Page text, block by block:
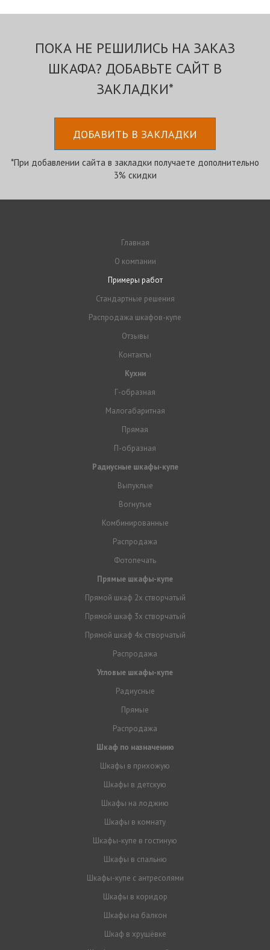
ПОКА НЕ РЕШИЛИСЬ НА ЗАКАЗ
ШКАФА? ДОБАВЬТЕ САЙТ В
ЗАКЛАДКИ*
ДОБАВИТЬ В ЗАКЛАДКИ
*При добавлении сайта в закладки получаете дополнительно
3% скидки
Главная
О компании
Примеры работ
Стандартные решения
Распродажа шкафов-купе
Отзывы
Контакты
Кухни
Г-образная
Малогабаритная
Прямая
П-образная
Радиусные шкафы-купе
Выпуклые
Вогнутые
Комбинированные
Распродажа
Фотопечать
Прямые шкафы-купе
Прямой шкаф 2х створчатый
Прямой шкаф 3х створчатый
Прямой шкаф 4х створчатый
Распродажа
Угловые шкафы-купе
Радиусные
Прямые
Распродажа
Шкаф по назначению
Шкафы в прихожую
Шкафы в детскую
Шкафы на лоджию
Шкафы в комнату
Шкафы-купе в гостиную
Шкафы в спальню
Шкафы-купе с антресолями
Шкафы в коридор
Шкафы на балкон
Шкаф в хрущёвке